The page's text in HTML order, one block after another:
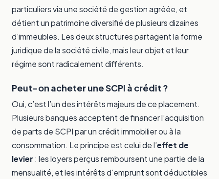
particuliers via une société de gestion agréée, et
détient un patrimoine diversifié de plusieurs dizaines
d’immeubles. Les deux structures partagent la forme
juridique de la société civile, mais leur objet et leur
régime sont radicalement différents.
Peut-on acheter une SCPI à crédit ?
Oui, c’est l’un des intérêts majeurs de ce placement.
Plusieurs banques acceptent de financer l’acquisition
de parts de SCPI par un crédit immobilier ou à la
consommation. Le principe est celui de l’effet de
levier : les loyers perçus remboursent une partie de la
mensualité, et les intérêts d’emprunt sont déductibles